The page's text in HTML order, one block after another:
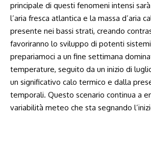
principale⁣ di questi⁤ fenomeni‌ intensi
l’aria fresca atlantica ‍e la massa d’aria
presente ⁢nei ⁤bassi ‍strati, creando​
favoriranno lo ‌sviluppo di potenti
prepariamoci a un fine‍ settimana
temperature, seguito⁤ da un‌ inizio di
un significativo calo termico ⁢e dalla
temporali. Questo scenario continua a
variabilità meteo che ⁣sta segnando